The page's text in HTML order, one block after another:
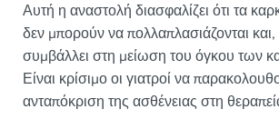
Αυτή η αναστολή διασφαλίζει ότι τα
δεν μπορούν να πολλαπλασιάζονται
συμβάλλει στη μείωση του όγκου των
Είναι κρίσιμο οι γιατροί να
ανταπόκριση της ασθένειας στη